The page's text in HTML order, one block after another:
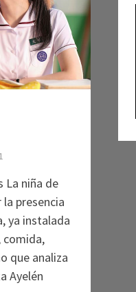
1
La niña de
presencia
ya instalada
comida,
que analiza
Ayelén